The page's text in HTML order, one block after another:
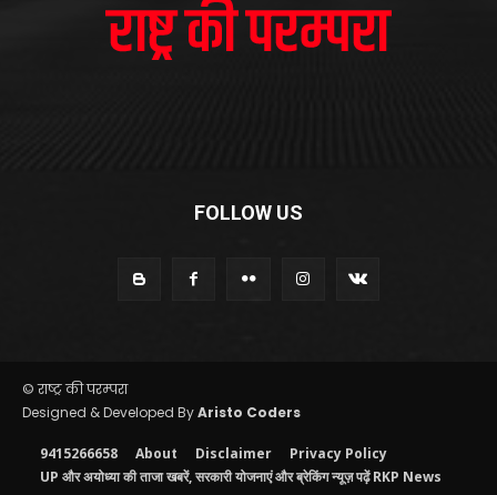
FOLLOW US
© राष्ट्र की परम्परा
Designed & Developed ByAristo Coders
9415266658 About Disclaimer
Privacy Policy
UP और अयोध्या की ताजा खबरें, सरकारी योजनाएं और ब्रेकिंग न्यूज़ पढ़ें RKP News